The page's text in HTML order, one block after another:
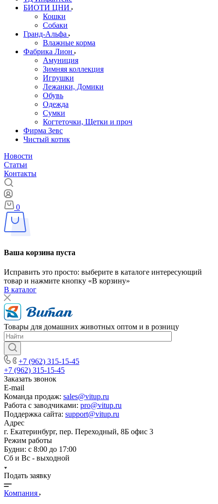
БИОТИ ЦНИ
Кошки
Собаки
Гранд-Альфа
Влажные корма
Фабрика Лион
Амуниция
Зимняя коллекция
Игрушки
Лежанки, Домики
Обувь
Одежда
Сумки
Когтеточки, Щетки и проч
Фирма Зевс
Чистый котик
Новости
Статьи
Контакты
0
Ваша корзина пуста
Исправить это просто: выберите в каталоге интересующий
товар и нажмите кнопку «В корзину»
В каталог
Товары для домашних животных оптом и в розницу
+7 (962) 315-15-45
+7 (962) 315-15-45
Заказать звонок
E-mail
Команда продаж: sales@vitup.ru
Работа с заводчиками: pro@vitup.ru
Поддержка сайта: support@vitup.ru
Адрес
г. Екатеринбург, пер. Переходный, 8Б офис 3
Режим работы
Будни: с 8:00 до 17:00
Сб и Вс - выходной
Подать заявку
Компания